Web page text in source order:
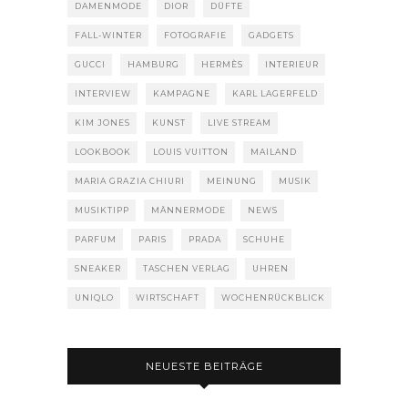
DAMENMODE DIOR DÜFTE
FALL-WINTER FOTOGRAFIE GADGETS
GUCCI HAMBURG HERMÈS INTERIEUR
INTERVIEW KAMPAGNE KARL LAGERFELD
KIM JONES KUNST LIVE STREAM
LOOKBOOK LOUIS VUITTON MAILAND
MARIA GRAZIA CHIURI MEINUNG MUSIK
MUSIKTIPP MÄNNERMODE NEWS
PARFUM PARIS PRADA SCHUHE
SNEAKER TASCHEN VERLAG UHREN
UNIQLO WIRTSCHAFT WOCHENRÜCKBLICK
NEUESTE BEITRÄGE